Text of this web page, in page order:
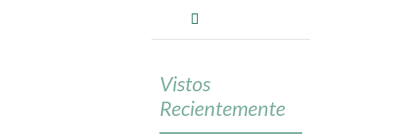
Vistos
Recientemente